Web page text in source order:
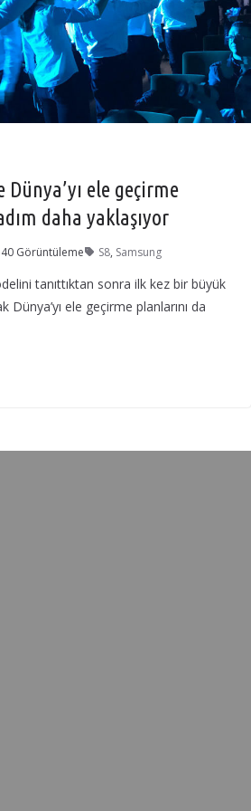
Dünya’yı ele geçirme
daha yaklaşıyor
Görüntüleme S8, Samsung
tanıttıktan sonra ilk kez bir büyük
Dünya’yı ele geçirme planlarını da